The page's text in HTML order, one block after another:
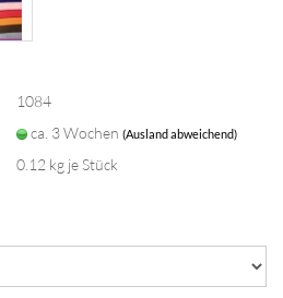
1084
ca. 3 Wochen(Ausland abweichend)
0.12 kg je Stück